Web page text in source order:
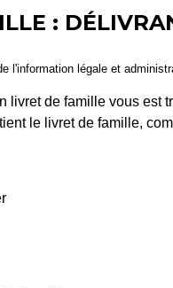
:
l'information légale et
livret de famille vous est
le livret de famille,